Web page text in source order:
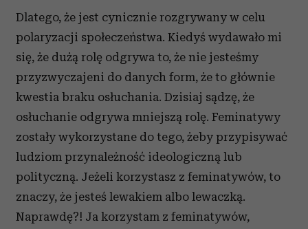
Dlatego, że jest cynicznie rozgrywany w celu
polaryzacji społeczeństwa. Kiedyś wydawało mi
się, że dużą rolę odgrywa to, że nie jesteśmy
przyzwyczajeni do danych form, że to głównie
kwestia braku osłuchania. Dzisiaj sądzę, że
osłuchanie odgrywa mniejszą rolę. Feminatywy
zostały wykorzystane do tego, żeby przypisywać
ludziom przynależność ideologiczną lub
polityczną. Jeżeli korzystasz z feminatywów, to
znaczy, że jesteś lewakiem albo lewaczką.
Naprawdę?! Ja korzystam z feminatywów,